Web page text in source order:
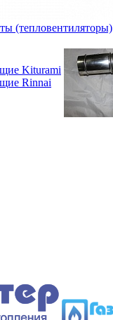
(тепловентиляторы)
Kiturami
Rinnai